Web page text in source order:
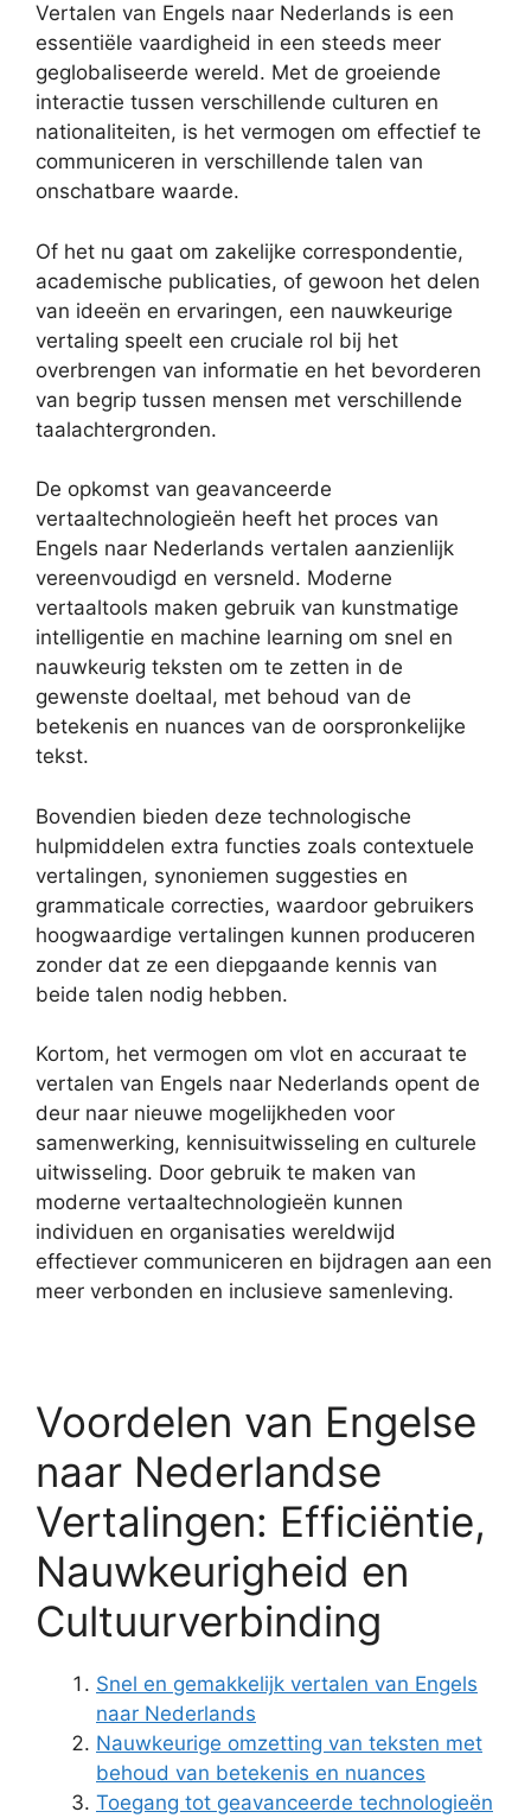
Vertalen van Engels naar Nederlands is een
essentiële vaardigheid in een steeds meer
geglobaliseerde wereld. Met de groeiende
interactie tussen verschillende culturen en
nationaliteiten, is het vermogen om effectief te
communiceren in verschillende talen van
onschatbare waarde.
Of het nu gaat om zakelijke correspondentie,
academische publicaties, of gewoon het delen
van ideeën en ervaringen, een nauwkeurige
vertaling speelt een cruciale rol bij het
overbrengen van informatie en het bevorderen
van begrip tussen mensen met verschillende
taalachtergronden.
De opkomst van geavanceerde
vertaaltechnologieën heeft het proces van
Engels naar Nederlands vertalen aanzienlijk
vereenvoudigd en versneld. Moderne
vertaaltools maken gebruik van kunstmatige
intelligentie en machine learning om snel en
nauwkeurig teksten om te zetten in de
gewenste doeltaal, met behoud van de
betekenis en nuances van de oorspronkelijke
tekst.
Bovendien bieden deze technologische
hulpmiddelen extra functies zoals contextuele
vertalingen, synoniemen suggesties en
grammaticale correcties, waardoor gebruikers
hoogwaardige vertalingen kunnen produceren
zonder dat ze een diepgaande kennis van
beide talen nodig hebben.
Kortom, het vermogen om vlot en accuraat te
vertalen van Engels naar Nederlands opent de
deur naar nieuwe mogelijkheden voor
samenwerking, kennisuitwisseling en culturele
uitwisseling. Door gebruik te maken van
moderne vertaaltechnologieën kunnen
individuen en organisaties wereldwijd
effectiever communiceren en bijdragen aan een
meer verbonden en inclusieve samenleving.
Voordelen van Engelse
naar Nederlandse
Vertalingen: Efficiëntie,
Nauwkeurigheid en
Cultuurverbinding
Snel en gemakkelijk vertalen van Engels
naar Nederlands
Nauwkeurige omzetting van teksten met
behoud van betekenis en nuances
Toegang tot geavanceerde technologieën